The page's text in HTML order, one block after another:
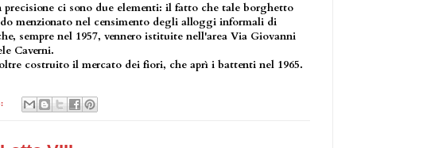
ci sono due elementi: il fatto che tale borghetto
menzionato nel censimento degli alloggi informali di
sempre nel 1957, vennero istituite nell'area Via Giovanni
Caverni.
costruito il mercato dei fiori, che aprì i battenti nel 1965.